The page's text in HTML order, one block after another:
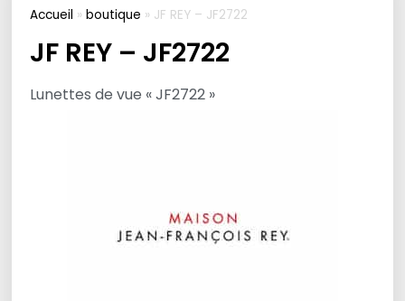
Accueil »boutique » JF REY – JF2722
JF REY – JF2722
Lunettes de vue « JF2722 »